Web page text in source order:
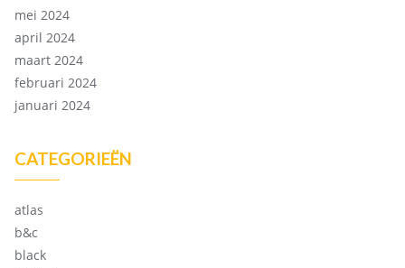
mei 2024
april 2024
maart 2024
februari 2024
januari 2024
CATEGORIEËN
atlas
b&c
black